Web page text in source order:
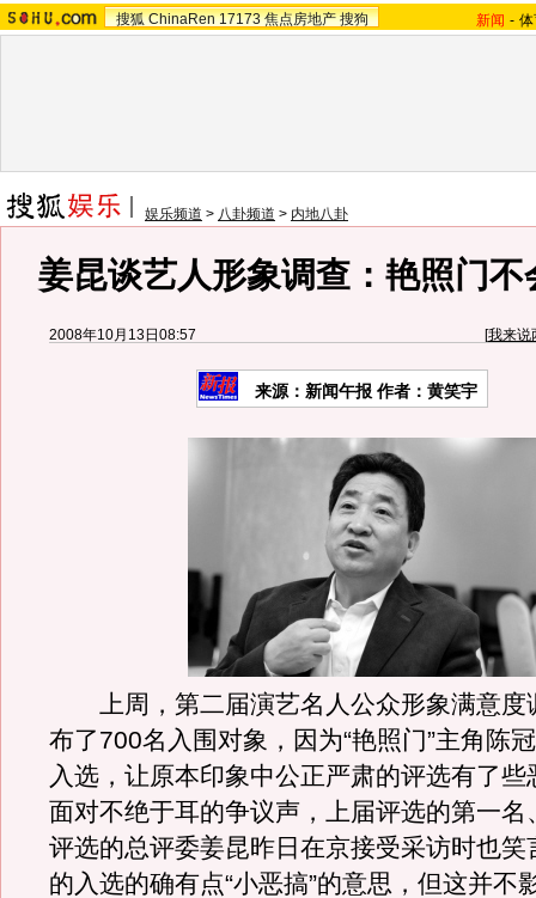
搜狐 ChinaRen 17173 焦点房地产 搜狗 新闻 -
娱乐频道 > 八卦频道 > 内地八卦
姜昆谈艺人形象调查：艳照门不
2008年10月13日08:57 [我来说
来源：新闻午报 作者：黄笑宇
上周，第二届演艺名人公众形象满意度
布了700名入围对象，因为“艳照门”主角陈
入选，让原本印象中公正严肃的评选有了些
面对不绝于耳的争议声，上届评选的第一名
评选的总评委姜昆昨日在京接受采访时也笑
的入选的确有点“小恶搞”的意思，但这并不